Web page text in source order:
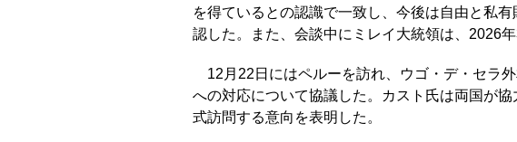
を得ているとの認識で一致し、今後は自由と私
認した。また、会談中にミレイ大統領は、2026
12月22日にはペルーを訪れ、ウゴ・デ・セラ
への対応について協議した。カスト氏は両国が
式訪問する意向を表明した。